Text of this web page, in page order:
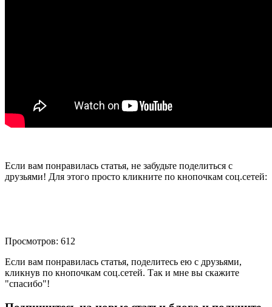
Если вам понравилась статья, не забудьте поделиться с
друзьями! Для этого просто кликните по кнопочкам соц.сетей:
Просмотров: 612
Если вам понравилась статья, поделитесь ею с друзьями,
кликнув по кнопочкам соц.сетей. Так и мне вы скажите
"спасибо"!